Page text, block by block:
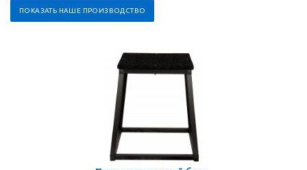
ПОКАЗАТЬ НАШЕ ПРОИЗВОДСТВО